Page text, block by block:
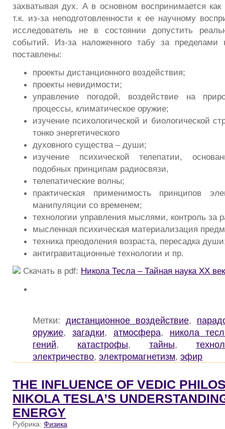
захватывая дух. А в основном воспринимается как
т.к. из-за неподготовленности к ее научному
исследователь не в состоянии допустить
событий. Из-за наложенного табу за
поставлены:
проекты дистанционного воздействия;
проекты невидимости;
управление погодой, воздействие на
процессы, климатическое оружие;
изучение психологической и биологической
тонко энергетического
духовного существа – души;
изучение психической телепатии,
подобных принципам радиосвязи,
телепатические волны;
практическая применимость принципов
манипуляции со временем;
технологии управления мыслями, контроль за
мысленная психическая материализация
техника преодоления возраста, пересадка
антигравитационные технологии и пр.
Скачать в pdf: Никола Тесла – Тайная наука ХХ
Метки: дистанционное воздействие,
оружие, загадки, атмосфера, никола
гений, катастрофы, тайны,
электричество, электромагнетизм, эфир
THE INFLUENCE OF VEDIC
NIKOLA TESLA’S
ENERGY
Рубрика: Физика